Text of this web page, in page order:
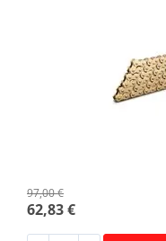
97,00 €
62,83 €